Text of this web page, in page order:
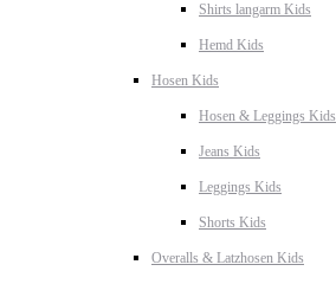
Shirts langarm Kids
Hemd Kids
Hosen Kids
Hosen & Leggings Kids
Jeans Kids
Leggings Kids
Shorts Kids
Overalls & Latzhosen Kids